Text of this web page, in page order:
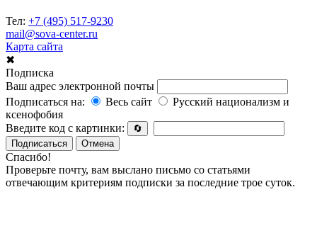
Тел: +7 (495) 517-9230
mail@sova-center.ru
Карта сайта
✖
Подписка
Ваш адрес электронной почты
Подписаться на:
Весь сайт
Русский национализм и
ксенофобия
Введите код с картинки:
🔄
Подписаться
Отмена
Спасибо!
Проверьте почту, вам выслано письмо со статьями
отвечающим критериям подписки за последние трое суток.